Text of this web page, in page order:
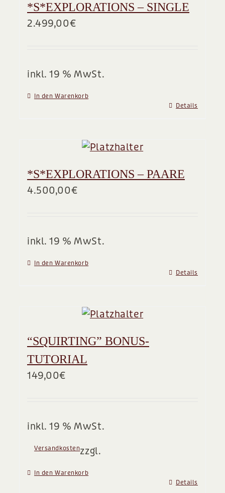
*S*EXPLORATIONS – SINGLE
2.499,00€
inkl. 19 % MwSt.
In den Warenkorb
Details
*S*EXPLORATIONS – PAARE
4.500,00€
inkl. 19 % MwSt.
In den Warenkorb
Details
“SQUIRTING” BONUS-
TUTORIAL
149,00€
inkl. 19 % MwSt.
zzgl.
Versandkosten
In den Warenkorb
Details